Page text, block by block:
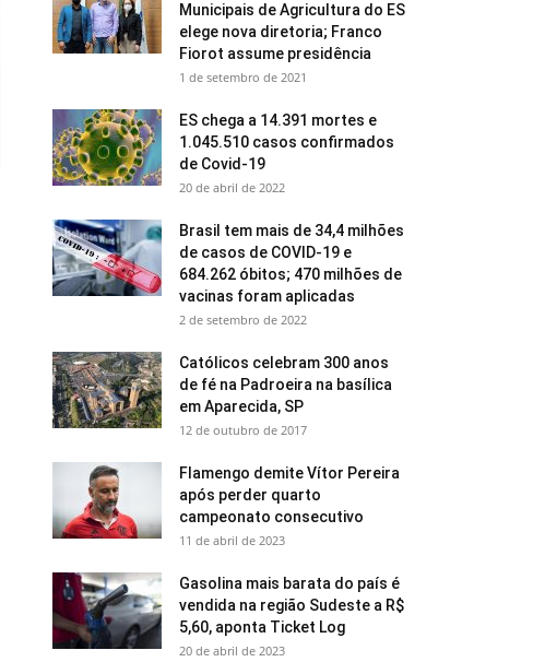
Municipais de Agricultura do ES
elege nova diretoria; Franco
Fiorot assume presidência
1 de setembro de 2021
ES chega a 14.391 mortes e
1.045.510 casos confirmados
de Covid-19
20 de abril de 2022
Brasil tem mais de 34,4 milhões
de casos de COVID-19 e
684.262 óbitos; 470 milhões de
vacinas foram aplicadas
2 de setembro de 2022
Católicos celebram 300 anos
de fé na Padroeira na basílica
em Aparecida, SP
12 de outubro de 2017
Flamengo demite Vítor Pereira
após perder quarto
campeonato consecutivo
11 de abril de 2023
Gasolina mais barata do país é
vendida na região Sudeste a R$
5,60, aponta Ticket Log
20 de abril de 2023